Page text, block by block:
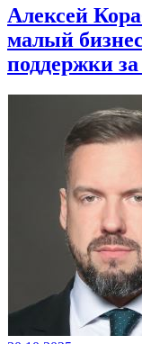
Алексей
малый
поддержки за